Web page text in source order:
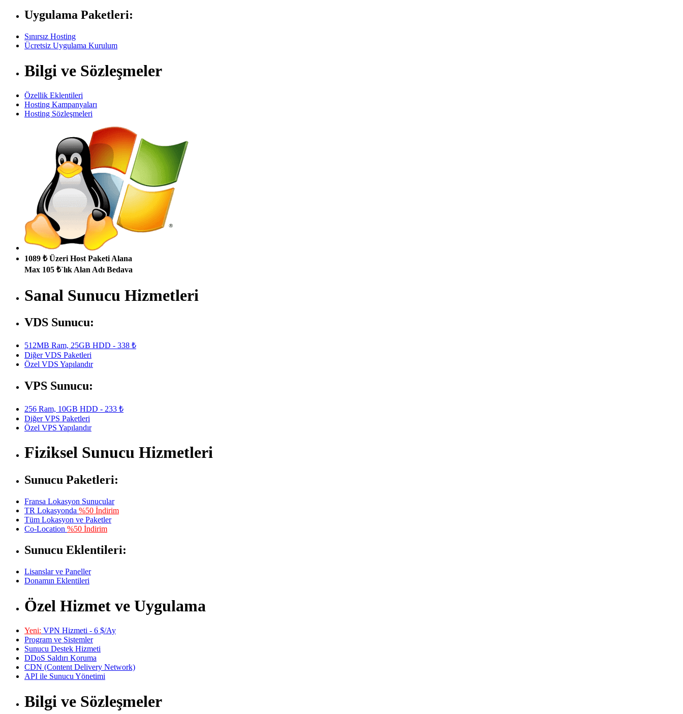
Uygulama Paketleri:
Sınırsız Hosting
Ücretsiz Uygulama Kurulum
Bilgi ve Sözleşmeler
Özellik Eklentileri
Hosting Kampanyaları
Hosting Sözleşmeleri
1089 ₺ Üzeri Host Paketi Alana
Max 105 ₺`lık Alan Adı Bedava
Sanal Sunucu Hizmetleri
VDS Sunucu:
512MB Ram, 25GB HDD - 338 ₺
Diğer VDS Paketleri
Özel VDS Yapılandır
VPS Sunucu:
256 Ram, 10GB HDD - 233 ₺
Diğer VPS Paketleri
Özel VPS Yapılandır
Fiziksel Sunucu Hizmetleri
Sunucu Paketleri:
Fransa Lokasyon Sunucular
TR Lokasyonda %50 İndirim
Tüm Lokasyon ve Paketler
Co-Location %50 İndirim
Sunucu Eklentileri:
Lisanslar ve Paneller
Donamın Eklentileri
Özel Hizmet ve Uygulama
Yeni: VPN Hizmeti - 6 $/Ay
Program ve Sistemler
Sunucu Destek Hizmeti
DDoS Saldırı Koruma
CDN (Content Delivery Network)
API ile Sunucu Yönetimi
Bilgi ve Sözleşmeler